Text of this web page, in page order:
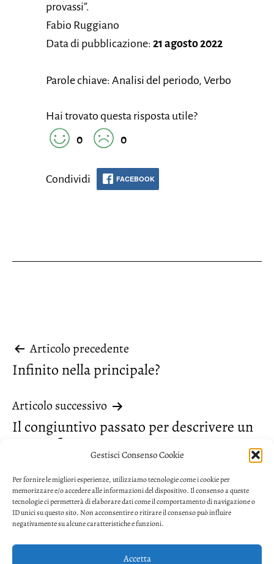
Gestisci Consenso Cookie
Per fornire le migliori esperienze, utilizziamo tecnologie come i cookie per
memorizzare e/o accedere alle informazioni del dispositivo. Il consenso a queste
tecnologie ci permetterà di elaborare dati come il comportamento di navigazione o
ID unici su questo sito. Non acconsentire o ritirare il consenso può influire
negativamente su alcune caratteristiche e funzioni.
Accetta
provassi”.
Fabio Ruggiano
Data di pubblicazione: 21 agosto 2022
Parole chiave: Analisi del periodo, Verbo
Hai trovato questa risposta utile?
0
0
Condividi FACEBOOK
Navigazione
articoli
Articolo precedente
Infinito nella principale?
Articolo successivo
Il congiuntivo passato per descrivere un
evento futuro